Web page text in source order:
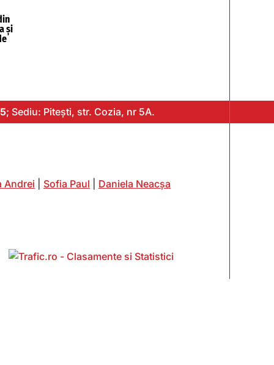
și
; Sediu: Pitești, str. Cozia, nr 5A.
Andrei Sofia Paul
Daniela Neacșa